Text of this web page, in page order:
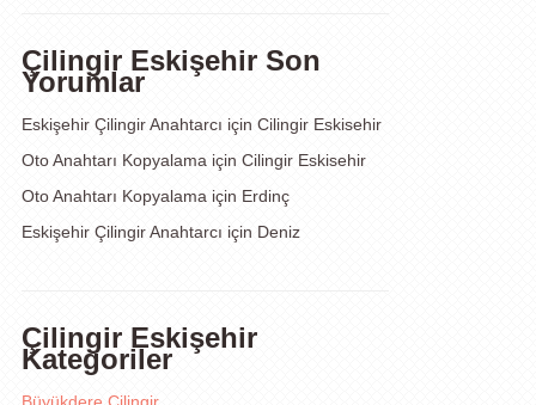
Çilingir Eskişehir Son
Yorumlar
Eskişehir Çilingir Anahtarcı için Cilingir Eskisehir
Oto Anahtarı Kopyalama için Cilingir Eskisehir
Oto Anahtarı Kopyalama için Erdinç
Eskişehir Çilingir Anahtarcı için Deniz
Çilingir Eskişehir
Kategoriler
Büyükdere Çilingir